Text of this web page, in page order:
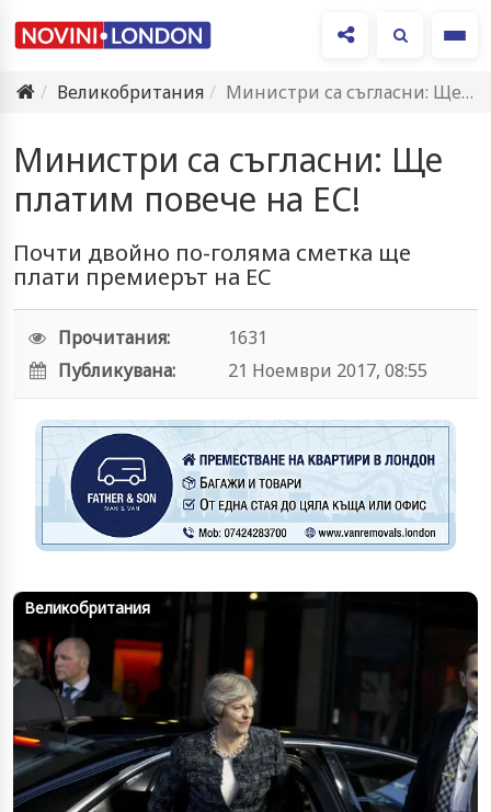
Великобритания
Министри са съгласни: Ще платим повече на ЕС!
Министри са съгласни: Ще
платим повече на ЕС!
Почти двойно по-голяма сметка ще
плати премиерът на ЕС
Прочитания:
1631
Публикувана:
21 Ноември 2017, 08:55
Великобритания